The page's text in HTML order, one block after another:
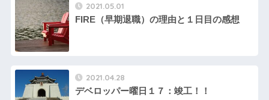
2021.05.01
FIRE（早期退職）の理由と１日目の感想
2021.04.28
デベロッパー曜日１７：竣工！！